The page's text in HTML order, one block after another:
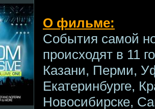
О фильме:
События самой
происходят в 11
Казани, Перми,
Екатеринбурге,
Новосибирске,